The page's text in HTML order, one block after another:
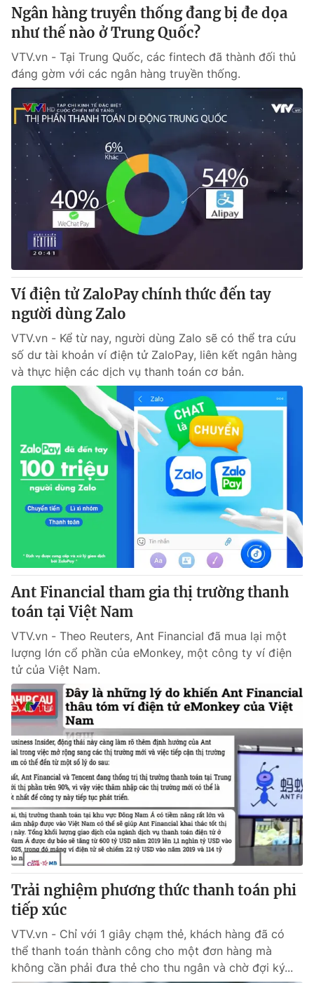
Ngân hàng truyền thống đang bị đe dọa
như thế nào ở Trung Quốc?
VTV.vn - Tại Trung Quốc, các fintech đã thành đối thủ
đáng gờm với các ngân hàng truyền thống.
Ví điện tử ZaloPay chính thức đến tay
người dùng Zalo
VTV.vn - Kể từ nay, người dùng Zalo sẽ có thể tra cứu
số dư tài khoản ví điện tử ZaloPay, liên kết ngân hàng
và thực hiện các dịch vụ thanh toán cơ bản.
Ant Financial tham gia thị trường thanh
toán tại Việt Nam
VTV.vn - Theo Reuters, Ant Financial đã mua lại một
lượng lớn cổ phần của eMonkey, một công ty ví điện
tử của Việt Nam.
Trải nghiệm phương thức thanh toán phi
tiếp xúc
VTV.vn - Chỉ với 1 giây chạm thẻ, khách hàng đã có
thể thanh toán thành công cho một đơn hàng mà
không cần phải đưa thẻ cho thu ngân và chờ đợi ký...